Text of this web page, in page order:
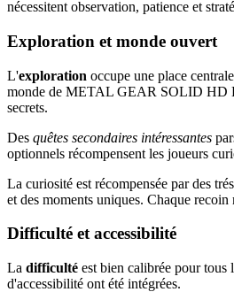
nécessitent observation, patience et
Exploration et monde ouvert
L'exploration occupe une place
monde de METAL GEAR SOLID HD
secrets.
Des quêtes secondaires intéressantes
optionnels récompensent les joueurs
La curiosité est récompensée par des
et des moments uniques. Chaque
Difficulté et accessibilité
La difficulté est bien calibrée pour tous
d'accessibilité ont été intégrées.